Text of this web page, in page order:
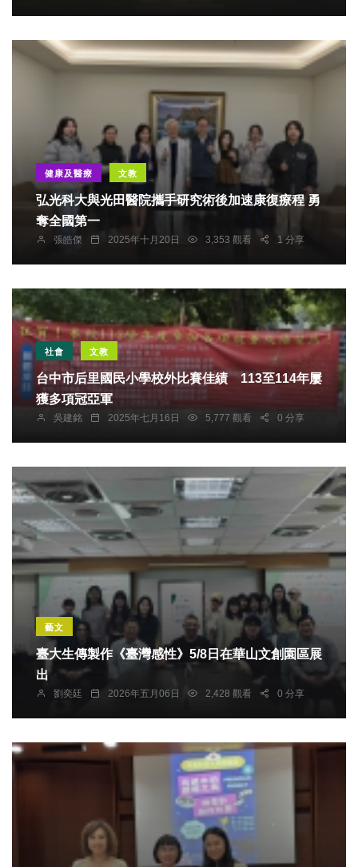
健康及醫療 文教
弘光科大與光田醫院攜手研究術後加速康復療程 勇
奪全國第一
張皓傑 2025年十月20日 3,353 觀看 1 分享
社會 文教
台中市后里國民小學校外比賽佳績 113至114年屢
獲多項冠亞軍
吳建銘 2025年七月16日 5,777 觀看 0 分享
藝文
臺大生傳製作《臺灣感性》5/8日在華山文創園區展
出
劉奕廷 2026年五月06日 2,428 觀看 0 分享